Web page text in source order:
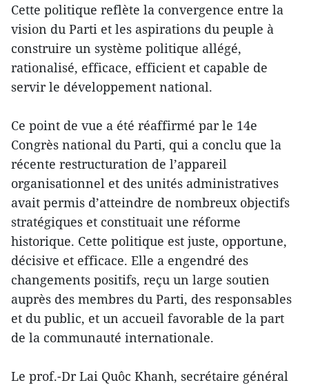
Cette politique reflète la convergence entre la
vision du Parti et les aspirations du peuple à
construire un système politique allégé,
rationalisé, efficace, efficient et capable de
servir le développement national.
Ce point de vue a été réaffirmé par le 14e
Congrès national du Parti, qui a conclu que la
récente restructuration de l’appareil
organisationnel et des unités administratives
avait permis d’atteindre de nombreux objectifs
stratégiques et constituait une réforme
historique. Cette politique est juste, opportune,
décisive et efficace. Elle a engendré des
changements positifs, reçu un large soutien
auprès des membres du Parti, des responsables
et du public, et un accueil favorable de la part
de la communauté internationale.
Le prof.-Dr Lai Quôc Khanh, secrétaire général